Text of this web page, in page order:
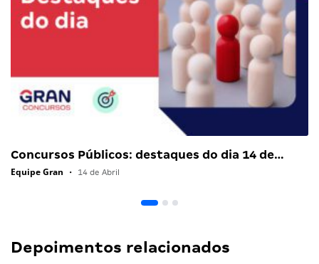
Concursos Públicos: destaques do dia 14 de…
Equipe Gran • 14 de Abril
Depoimentos relacionados